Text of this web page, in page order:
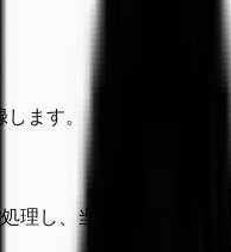
ます。
理し、当方のサーバー